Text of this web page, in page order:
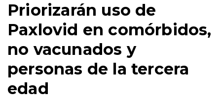
Priorizarán uso de
Paxlovid en comórbidos,
no vacunados y
personas de la tercera
edad